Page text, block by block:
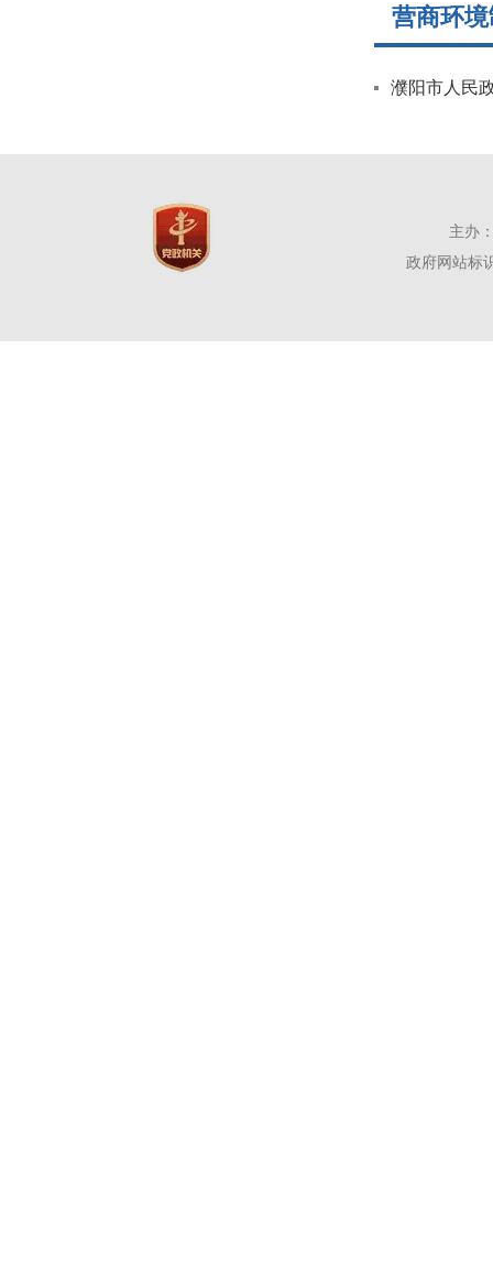
营商环
濮阳市人民
主办
政府网站标